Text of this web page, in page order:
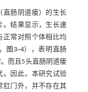
直肠阴道瘘）的生长
。结果显示，生长速
正常对照个体相比均
图3~4），表明直肠
而且5头直肠阴道瘘
。因此，本研究试验
肛门外，并不存在其